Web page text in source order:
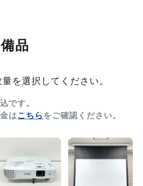
品
を選択してください。
です。
はこちら をご確認ください。